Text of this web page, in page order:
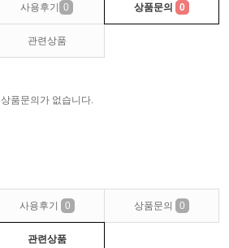
사용후기 0 상품문의 0
관련상품
상품문의가 없습니다.
사용후기 0 상품문의 0
관련상품